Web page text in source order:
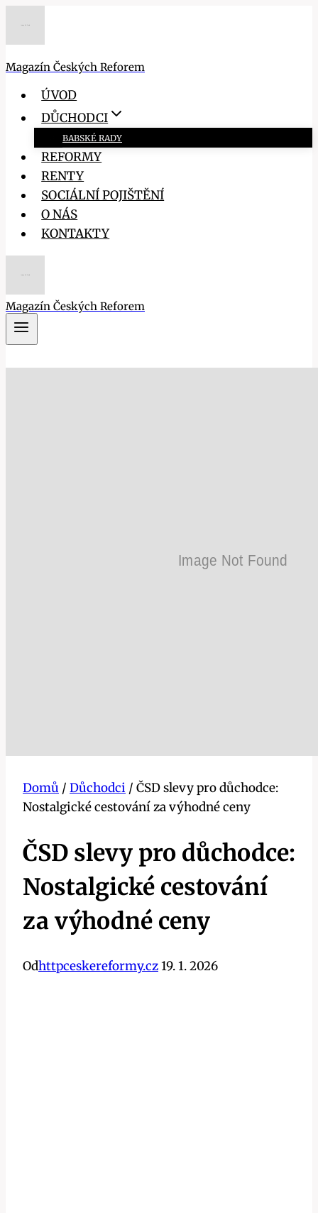
Magazín Českých Reforem
ÚVOD
DŮCHODCI
BABSKÉ RADY
REFORMY
RENTY
SOCIÁLNÍ POJIŠTĚNÍ
O NÁS
KONTAKTY
Magazín Českých Reforem
Domů / Důchodci / ČSD slevy pro důchodce:
Nostalgické cestování za výhodné ceny
ČSD slevy pro důchodce:
Nostalgické cestování
za výhodné ceny
Odhttpceskereformy.cz19. 1. 2026